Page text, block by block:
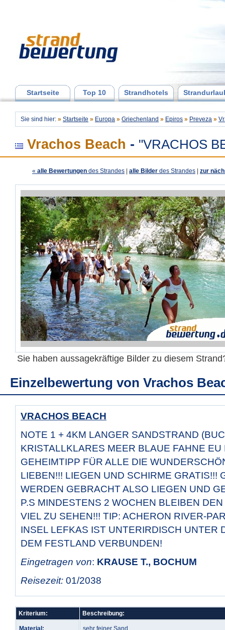
Startseite Top 10 Strandhotels
Sie sind hier: » Startseite » Europa » Griechenland » Epiros » Preveza »
Vrachos Beach - "VRACHOS
« alle Bewertungen des Strandes alle Bilder des Strandes zur
Sie haben aussagekräftige Bilder zu diesem
Einzelbewertung von Vrachos
VRACHOS BEACH
NOTE 1 + 4KM LANGER SANDSTRAND
KRISTALLKLARES MEER BLAUE FAHNE EU
GEHEIMTIPP FÜR ALLE DIE
LIEBEN!!! LIEGEN UND SCHIRME GRATIS!!!
WERDEN GEBRACHT ALSO LIEGEN UND
P.S MINDESTENS 2 WOCHEN BLEIBEN
VIEL ZU SEHEN!!! TIP: ACHERON RIVER-
INSEL LEFKAS IST UNTERIRDISCH UNTER
DEM FESTLAND VERBUNDEN!
Eingetragen von: KRAUSE T., BOCHUM
Reisezeit: 01/2038
Kriterium: Beschreibung:
Material: sehr feiner Sand